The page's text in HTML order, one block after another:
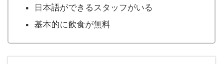
日本語ができるスタッフがいる
基本的に飲食が無料